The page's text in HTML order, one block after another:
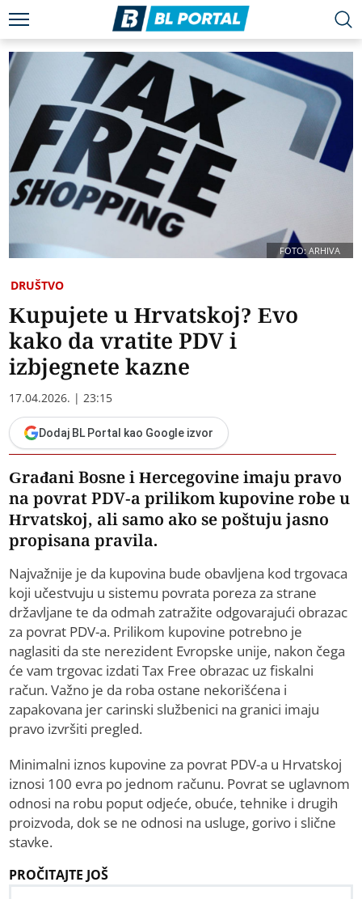
FOTO: ARHIVA
DRUŠTVO
Kupujete u Hrvatskoj? Evo
kako da vratite PDV i
izbjegnete kazne
17.04.2026. | 23:15
Dodaj BL Portal kao Google izvor
Građani Bosne i Hercegovine imaju pravo
na povrat PDV-a prilikom kupovine robe u
Hrvatskoj, ali samo ako se poštuju jasno
propisana pravila.
Najvažnije je da kupovina bude obavljena kod trgovaca
koji učestvuju u sistemu povrata poreza za strane
državljane te da odmah zatražite odgovarajući obrazac
za povrat PDV-a. Prilikom kupovine potrebno je
naglasiti da ste nerezident Evropske unije, nakon čega
će vam trgovac izdati Tax Free obrazac uz fiskalni
račun. Važno je da roba ostane nekorišćena i
zapakovana jer carinski službenici na granici imaju
pravo izvršiti pregled.
Minimalni iznos kupovine za povrat PDV-a u Hrvatskoj
iznosi 100 evra po jednom računu. Povrat se uglavnom
odnosi na robu poput odjeće, obuće, tehnike i drugih
proizvoda, dok se ne odnosi na usluge, gorivo i slične
stavke.
PROČITAJTE JOŠ